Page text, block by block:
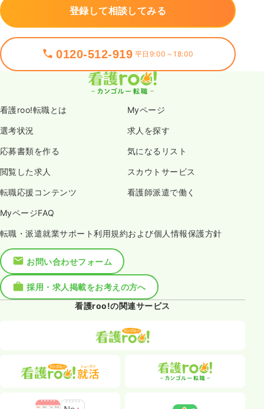
登録して相談してみる
0120-512-919 平日9:00～18:00
看護roo!転職とは Myページ
選考状況 求人を探す
応募書類を作る 気になるリスト
閲覧した求人 スカウトサービス
転職応援コンテンツ 看護師派遣で働く
MyページFAQ
転職・派遣就業サポート利用規約および個人情報保護方針
お問い合わせフォーム
採用・求人掲載をお考えの方へ
看護roo!の関連サービス